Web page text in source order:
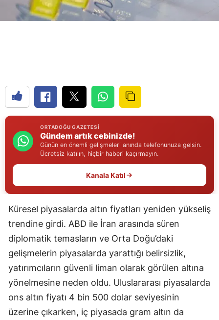
Çankırı
Edirne
Elazığ
Erzurum
Gaziantep
Giresun
Gümüşhane
Hatay
Isparta
Mersin
ORTADOĞU GAZETESI
Gündem artık cebinizde!
Günün en önemli gelişmeleri anında telefonunuza gelsin.
Ücretsiz katılın, hiçbir haberi kaçırmayın.
Kanala Katıl
Küresel piyasalarda altın fiyatları yeniden yükseliş
trendine girdi. ABD ile İran arasında süren
diplomatik temasların ve Orta Doğu’daki
gelişmelerin piyasalarda yarattığı belirsizlik,
yatırımcıların güvenli liman olarak görülen altına
yönelmesine neden oldu. Uluslararası piyasalarda
ons altın fiyatı 4 bin 500 dolar seviyesinin
üzerine çıkarken, iç piyasada gram altın da